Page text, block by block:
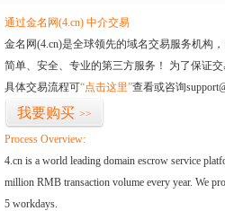
通过金名网(4.cn) 中介交易
金名网(4.cn)是全球领先的域名交易服务机构
简单、安全、专业的第三方服务！ 为了保证
具体交易流程可“点击这里”查看或咨询
我要购买 >>
Process Overview:
4.cn is a world leading domain escrow service
million RMB transaction volume every year. We
5 workdays.